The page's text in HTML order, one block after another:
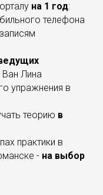
на 1 год:
телефона
Лина
упражнения в
теорию в
практики в
- на выбор